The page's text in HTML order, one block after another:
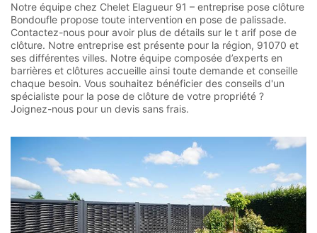
Notre équipe chez Chelet Elagueur 91 – entreprise pose clôture
Bondoufle propose toute intervention en pose de palissade.
Contactez-nous pour avoir plus de détails sur le t arif pose de
clôture. Notre entreprise est présente pour la région, 91070 et
ses différentes villes. Notre équipe composée d’experts en
barrières et clôtures accueille ainsi toute demande et conseille
chaque besoin. Vous souhaitez bénéficier des conseils d'un
spécialiste pour la pose de clôture de votre propriété ?
Joignez-nous pour un devis sans frais.